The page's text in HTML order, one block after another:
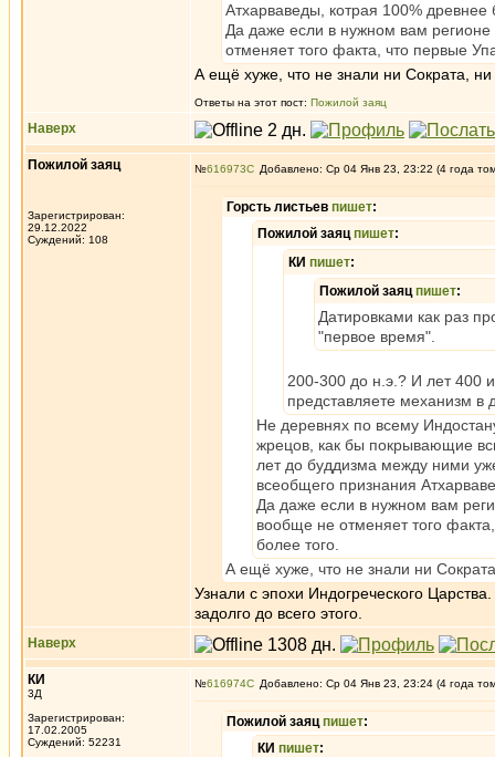
Атхарваведы, котрая 100%
Да даже если в нужном вам
отменяет того факта, что первые
А ещё хуже, что не знали ни Сократа, ни
Ответы на этот пост: Пожилой заяц
Наверх
Пожилой заяц
Зарегистрирован:
29.12.2022
Суждений: 108
№616973 Добавлено: Ср 04 Янв 23, 23:22 (4 года
Горсть листьев пишет:
Пожилой заяцпишет:
КИ пишет:
Пожилой заяцпишет:
Датировками как раз
"первое время".
200-300 до н.э.? И лет 400
представляете механизм в
Не деревнях по всему
жрецов, как бы покрывающие
лет до буддизма между ними
всеобщего признания
Да даже если в нужном вам
вообще не отменяет того
более того.
А ещё хуже, что не знали ни
Узнали с эпохи Индогреческого
задолго до всего этого.
Наверх
КИ
3Д
Зарегистрирован:
17.02.2005
Суждений: 52231
№616974 Добавлено: Ср 04 Янв 23, 23:24 (4 года
Пожилой заяцпишет:
КИ пишет: